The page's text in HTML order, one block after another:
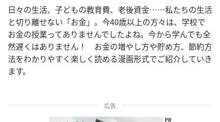
日々の生活、子どもの教育費、老後資金……私たちの生活
と切り離せない「お金」。今40歳以上の方々は、学校で
お金の授業ってありませんでしたよね。今から学んでも全
然遅くはありません！ お金の増やし方や貯め方、節約方
法をわかりやすく楽しく読める漫画形式でご紹介していき
ます。
広告